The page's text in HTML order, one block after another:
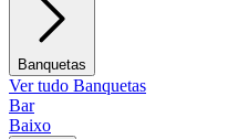
Banquetas
Ver tudo Banquetas
Bar
Baixo